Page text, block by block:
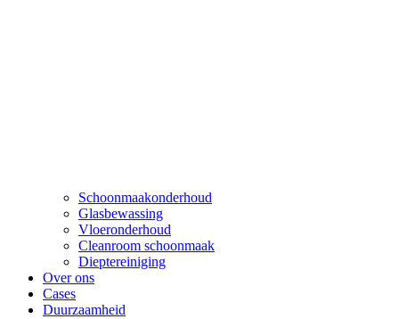
Schoonmaakonderhoud
Glasbewassing
Vloeronderhoud
Cleanroom schoonmaak
Dieptereiniging
Over ons
Cases
Duurzaamheid